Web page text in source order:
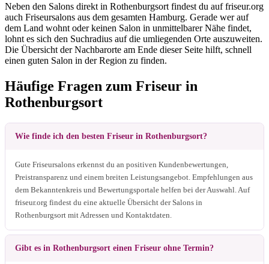
Neben den Salons direkt in Rothenburgsort findest du auf friseur.org
auch Friseursalons aus dem gesamten Hamburg. Gerade wer auf
dem Land wohnt oder keinen Salon in unmittelbarer Nähe findet,
lohnt es sich den Suchradius auf die umliegenden Orte auszuweiten.
Die Übersicht der Nachbarorte am Ende dieser Seite hilft, schnell
einen guten Salon in der Region zu finden.
Häufige Fragen zum Friseur in
Rothenburgsort
Wie finde ich den besten Friseur in Rothenburgsort?
Gute Friseursalons erkennst du an positiven Kundenbewertungen,
Preistransparenz und einem breiten Leistungsangebot. Empfehlungen aus
dem Bekanntenkreis und Bewertungsportale helfen bei der Auswahl. Auf
friseur.org findest du eine aktuelle Übersicht der Salons in
Rothenburgsort mit Adressen und Kontaktdaten.
Gibt es in Rothenburgsort einen Friseur ohne Termin?